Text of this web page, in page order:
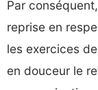
Par
reprise en
les exercices
en douceur le